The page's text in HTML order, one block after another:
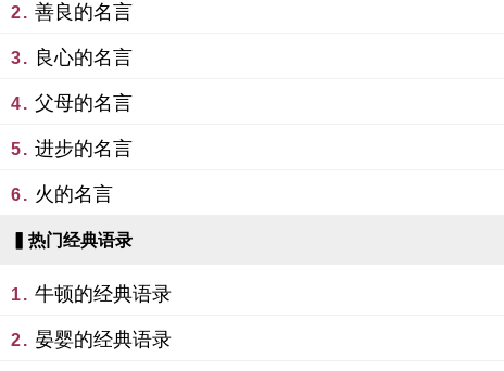
2. 善良的名言
3. 良心的名言
4. 父母的名言
5. 进步的名言
6. 火的名言
▍热门经典语录
1. 牛顿的经典语录
2. 晏婴的经典语录